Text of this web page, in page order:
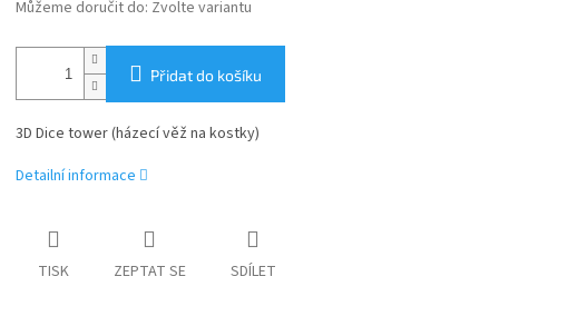
Můžeme doručit do: Zvolte variantu
Přidat do košíku
3D Dice tower (házecí věž na kostky)
Detailní informace
TISK ZEPTAT SE SDÍLET